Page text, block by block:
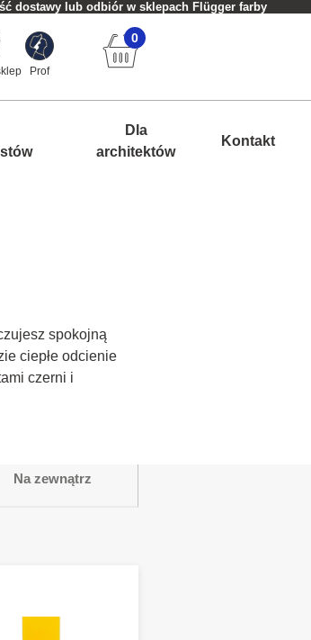
dostawy lub odbiór w sklepach Flügger farby
Prof
0
Dla
architektów
Kontakt
spokojną
ciepłe odcienie
czerni i
Na zewnątrz